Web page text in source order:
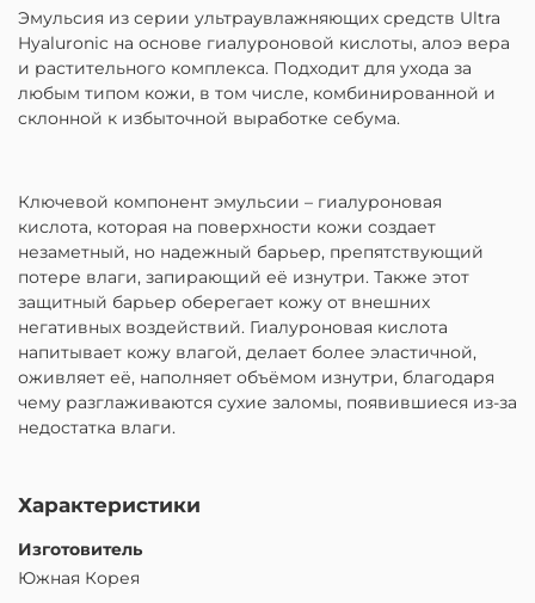
Эмульсия из серии ультраувлажняющих средств Ultra
Hyaluronic на основе гиалуроновой кислоты, алоэ вера
и растительного комплекса. Подходит для ухода за
любым типом кожи, в том числе, комбинированной и
склонной к избыточной выработке себума.
Ключевой компонент эмульсии – гиалуроновая
кислота, которая на поверхности кожи создает
незаметный, но надежный барьер, препятствующий
потере влаги, запирающий её изнутри. Также этот
защитный барьер оберегает кожу от внешних
негативных воздействий. Гиалуроновая кислота
напитывает кожу влагой, делает более эластичной,
оживляет её, наполняет объёмом изнутри, благодаря
чему разглаживаются сухие заломы, появившиеся из-за
недостатка влаги.
Характеристики
Изготовитель
Южная Корея